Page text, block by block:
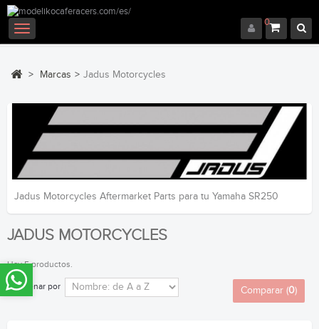
0
Navegación
Toggle
> Marcas > Jadus Motorcycles
Jadus Motorcycles Aftermarket Parts para tu Yamaha SR250
JADUS MOTORCYCLES
Hay 5 productos.
Ordenar por Comparar (0)